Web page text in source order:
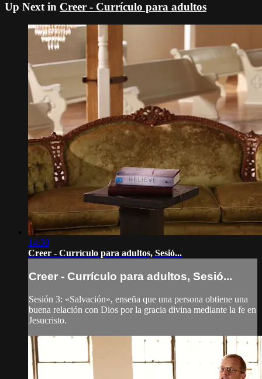
Up Next in Creer - Currículo para adultos
14:30
Creer - Currículo para adultos, Sesió...
Creer - Currículo para adultos, Sesió...
Sesión 3: «Salvación», enseña que una persona obtiene una
buena relación con Dios por la gracia divina mediante la fe en
Jesucristo.